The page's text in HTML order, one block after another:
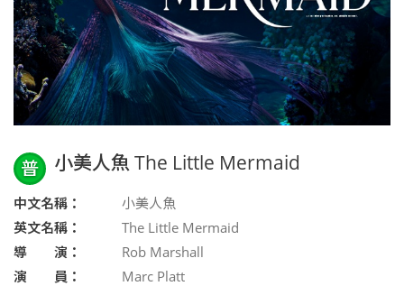
普 小美人魚 The Little Mermaid
中文名稱：
小美人魚
英文名稱：
The Little Mermaid
導 演：
Rob Marshall
演 員：
Marc Platt